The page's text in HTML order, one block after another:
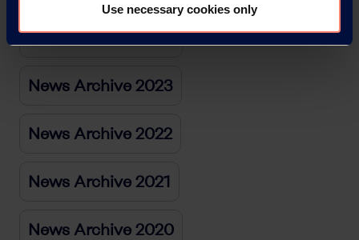
Use necessary cookies only
News Archive 2024
News Archive 2023
News Archive 2022
News Archive 2021
News Archive 2020